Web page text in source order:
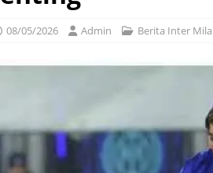
08/05/2026 Admin Berita Inter